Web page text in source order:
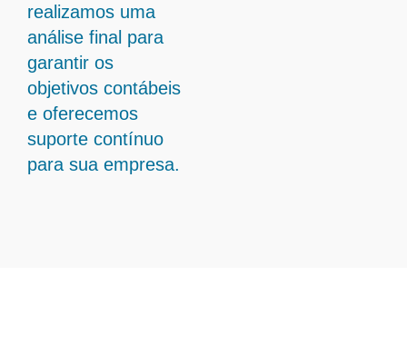
realizamos uma
análise final para
garantir os
objetivos contábeis
e oferecemos
suporte contínuo
para sua empresa.